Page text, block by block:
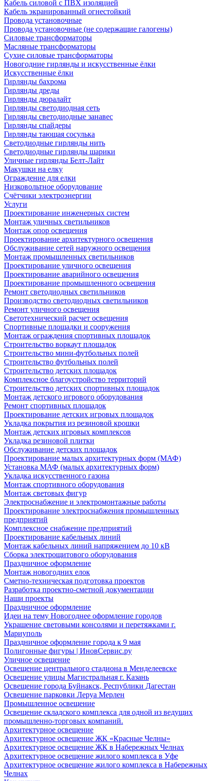
Кабель силовой с ПВХ изоляцией
Кабель экранированный огнестойкий
Провода установочные
Провода установочные (не содержащие галогены)
Силовые трансформаторы
Масляные трансформаторы
Сухие силовые трансформаторы
Новогодние гирлянды и искусственные ёлки
Искусственные ёлки
Гирлянды бахрома
Гирлянды дреды
Гирлянды дюралайт
Гирлянды светодиодная сеть
Гирлянды светодиодные занавес
Гирлянды спайдеры
Гирлянды тающая сосулька
Светодиодные гирлянды нить
Светодиодные гирлянды шарики
Уличные гирлянды Белт-Лайт
Макушки на елку
Ограждение для елки
Низковольтное оборудование
Счётчики электроэнергии
Услуги
Проектирование инженерных систем
Монтаж уличных светильников
Монтаж опор освещения
Проектирование архитектурного освещения
Обслуживание сетей наружного освещения
Монтаж промышленных светильников
Проектирование уличного освещения
Проектирование аварийного освещения
Проектирование промышленного освещения
Ремонт светодиодных светильников
Производство светодиодных светильников
Ремонт уличного освещения
Светотехнический расчет освещения
Спортивные площадки и сооружения
Монтаж ограждения спортивных площадок
Строительство воркаут площадок
Строительство мини-футбольных полей
Строительство футбольных полей
Строительство детских площадок
Комплексное благоустройство территорий
Строительство детских спортивных площадок
Монтаж детского игрового оборудования
Ремонт спортивных площадок
Проектирование детских игровых площадок
Укладка покрытия из резиновой крошки
Монтаж детских игровых комплексов
Укладка резиновой плитки
Обслуживание детских площадок
Проектирование малых архитектурных форм (МАФ)
Установка МАФ (малых архитектурных форм)
Укладка искусственного газона
Монтаж спортивного оборудования
Монтаж световых фигур
Электроснабжение и электромонтажные работы
Проектирование электроснабжения промышленных
предприятий
Комплексное снабжение предприятий
Проектирование кабельных линий
Монтаж кабельных линий напряжением до 10 кВ
Сборка электрощитового оборудования
Праздничное оформление
Монтаж новогодних елок
Сметно-техническая подготовка проектов
Разработка проектно-сметной документации
Наши проекты
Праздничное оформление
Идеи на тему Новогоднее оформление городов
Украшение световыми консолями и перетяжками г.
Мариуполь
Праздничное оформление города к 9 мая
Полигонные фигуры | ИновСервис.ру
Уличное освещение
Освещение центрального стадиона в Менделеевске
Освещение улицы Магистральная г. Казань
Освещение города Буйнакск, Республики Дагестан
Освещение парковки Леруа Мерлен
Промышленное освещение
Освещение складского комплекса для одной из ведущих
промышленно-торговых компаний.
Архитектурное освещение
Архитектурное освещение ЖК «Красные Челны»
Архитектурное освещение ЖК в Набережных Челнах
Архитектурное освещение жилого комплекса в Уфе
Архитектурное освещение жилого комплекса в Набережных
Челнах